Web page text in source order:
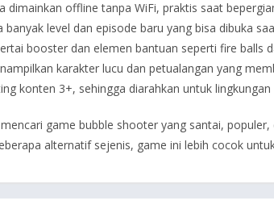
dimainkan offline tanpa WiFi, praktis saat
banyak level dan episode baru yang bisa dibuka
booster dan elemen bantuan seperti fire balls
karakter lucu dan petualangan yang
konten 3+, sehingga diarahkan untuk
game bubble shooter yang santai,
alternatif sejenis, game ini lebih cocok